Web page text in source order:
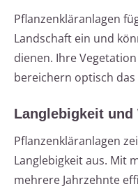
Pflanzenkläranlagen
Landschaft ein und
dienen. Ihre
bereichern optisch das
Langlebigkeit und
Pflanzenkläranlagen
Langlebigkeit aus. Mit
mehrere Jahrzehnte